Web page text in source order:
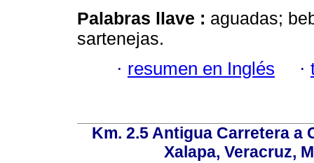
Palabras llave : aguadas;
sartenejas.
· resumen en Inglés ·
Km. 2.5 Antigua Carretera a
Xalapa, Veracruz,